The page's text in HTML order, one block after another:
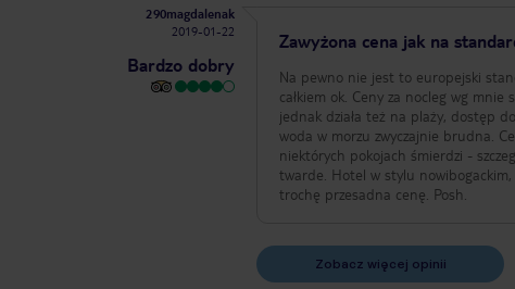
290magdalenak
2019-01-22
Bardzo dobry
Zawyżona cena jak na
Na pewno nie jest to europejski
całkiem ok. Ceny za nocleg wg
jednak działa też na plaży, dostęp
woda w morzu zwyczajnie brudna.
niektórych pokojach śmierdzi -
twarde. Hotel w stylu nowibogackim, śmieszny w swoim “przepychu”. Ogólnie: jak na tę wyspę to znośna jakość za
trochę przesadna cenę. Posh.
Zobacz więcej opinii